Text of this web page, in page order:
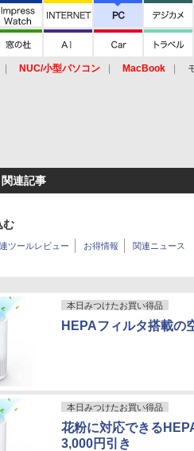
NUC/小型パソコン MacBook
連記事
む
ツールレビュー お得情報 関連ニュース
本日みつけたお買い得品
HEPAフィルタ搭載の
本日みつけたお買い得品
花粉に対応できる
3,000円引き